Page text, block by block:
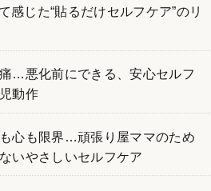
感じた“貼るだけセルフケア”のリ
…悪化前にできる、安心セルフ
動作
心も限界…頑張り屋ママのため
いやさしいセルフケア